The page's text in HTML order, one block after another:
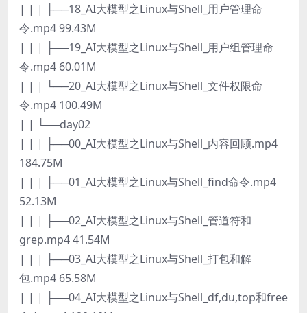
| | | ├──18_AI大模型之Linux与Shell_用户管理命
令.mp4 99.43M
| | | ├──19_AI大模型之Linux与Shell_用户组管理命
令.mp4 60.01M
| | | └──20_AI大模型之Linux与Shell_文件权限命
令.mp4 100.49M
| | └──day02
| | | ├──00_AI大模型之Linux与Shell_内容回顾.mp4
184.75M
| | | ├──01_AI大模型之Linux与Shell_find命令.mp4
52.13M
| | | ├──02_AI大模型之Linux与Shell_管道符和
grep.mp4 41.54M
| | | ├──03_AI大模型之Linux与Shell_打包和解
包.mp4 65.58M
| | | ├──04_AI大模型之Linux与Shell_df,du,top和free